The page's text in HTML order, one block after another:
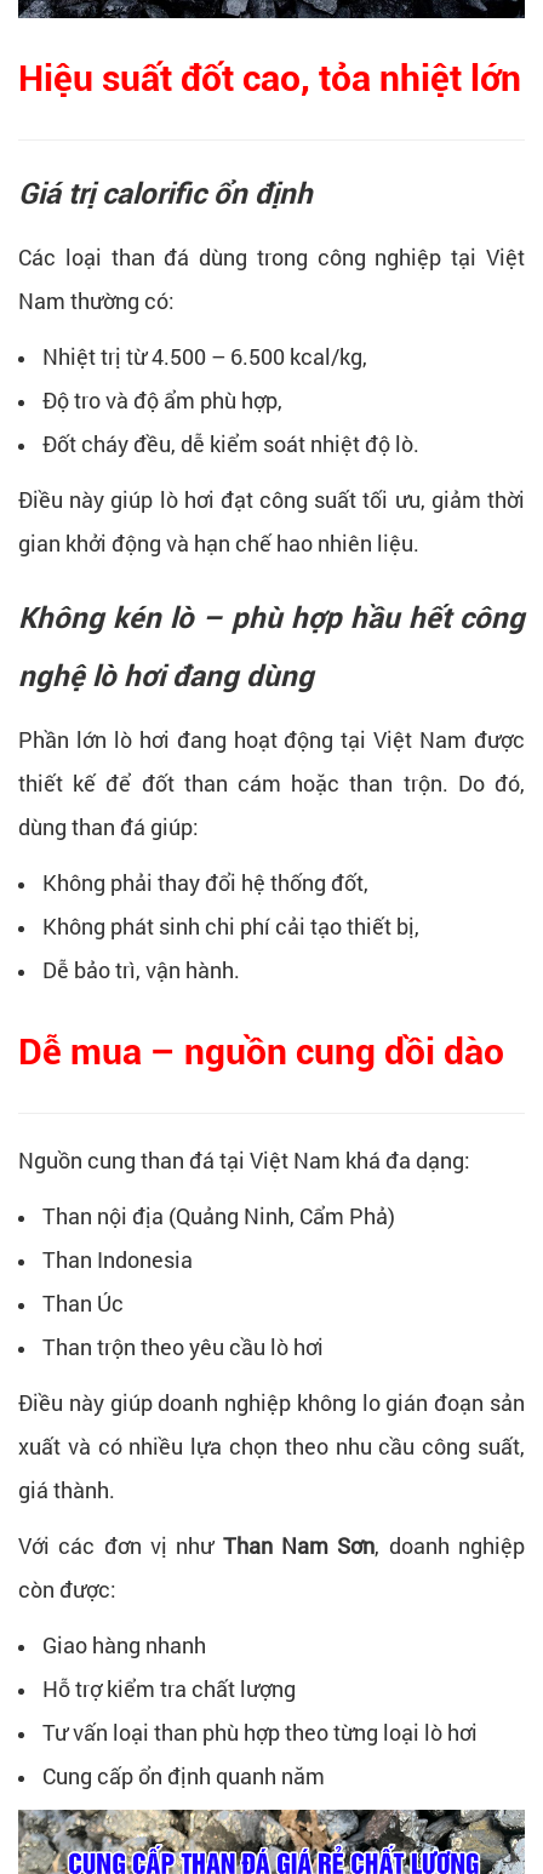
Hiệu suất đốt cao, tỏa nhiệt lớn
Giá trị calorific ổn định
Các loại than đá dùng trong công nghiệp tại Việt
Nam thường có:
Nhiệt trị từ 4.500 – 6.500 kcal/kg,
Độ tro và độ ẩm phù hợp,
Đốt cháy đều, dễ kiểm soát nhiệt độ lò.
Điều này giúp lò hơi đạt công suất tối ưu, giảm thời
gian khởi động và hạn chế hao nhiên liệu.
Không kén lò – phù hợp hầu hết công
nghệ lò hơi đang dùng
Phần lớn lò hơi đang hoạt động tại Việt Nam được
thiết kế để đốt than cám hoặc than trộn. Do đó,
dùng than đá giúp:
Không phải thay đổi hệ thống đốt,
Không phát sinh chi phí cải tạo thiết bị,
Dễ bảo trì, vận hành.
Dễ mua – nguồn cung dồi dào
Nguồn cung than đá tại Việt Nam khá đa dạng:
Than nội địa (Quảng Ninh, Cẩm Phả)
Than Indonesia
Than Úc
Than trộn theo yêu cầu lò hơi
Điều này giúp doanh nghiệp không lo gián đoạn sản
xuất và có nhiều lựa chọn theo nhu cầu công suất,
giá thành.
Với các đơn vị như Than Nam Sơn, doanh nghiệp
còn được:
Giao hàng nhanh
Hỗ trợ kiểm tra chất lượng
Tư vấn loại than phù hợp theo từng loại lò hơi
Cung cấp ổn định quanh năm